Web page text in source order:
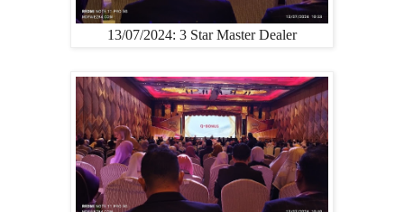
13/07/2024: 3 Star Master Dealer